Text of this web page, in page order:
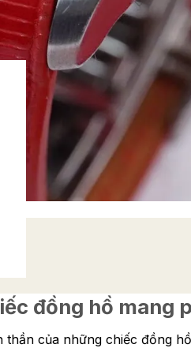
đồng hồ mang
của những chiếc đồng